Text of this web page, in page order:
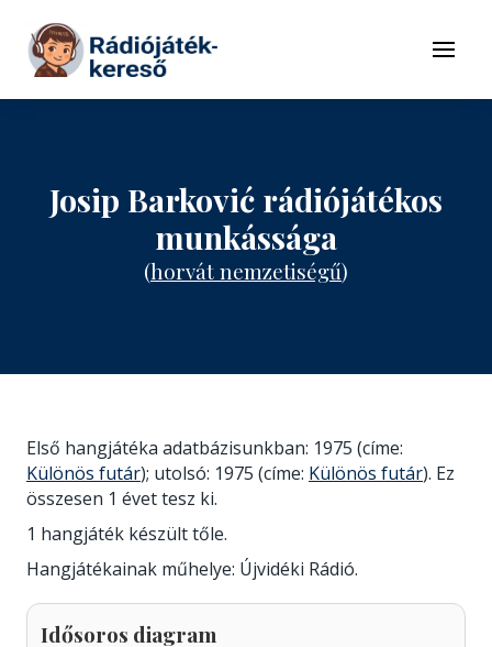
Tovább a tartalomhoz
Menü
Josip Barković rádiójátékos
munkássága
(horvát nemzetiségű)
Első hangjátéka adatbázisunkban: 1975 (címe:
Különös futár); utolsó: 1975 (címe: Különös futár). Ez
összesen 1 évet tesz ki.
1 hangjáték készült tőle.
Hangjátékainak műhelye: Újvidéki Rádió.
Idősoros diagram